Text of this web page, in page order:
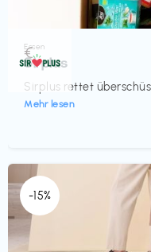
Essen
Sirplus
Sirplus rettet
Mehr lesen
€‎
-15%